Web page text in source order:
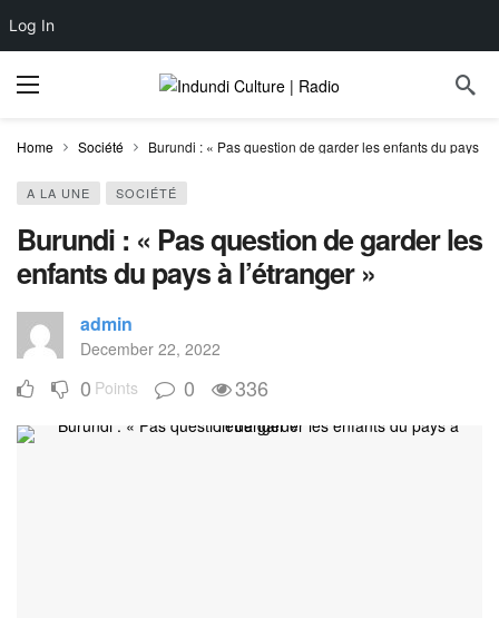
Log In
Home Société Burundi : « Pas question de garder les enfants du pays à
A LA UNE SOCIÉTÉ
Burundi : « Pas question de garder les
enfants du pays à l’étranger »
admin
December 22, 2022
0 Points 0 336